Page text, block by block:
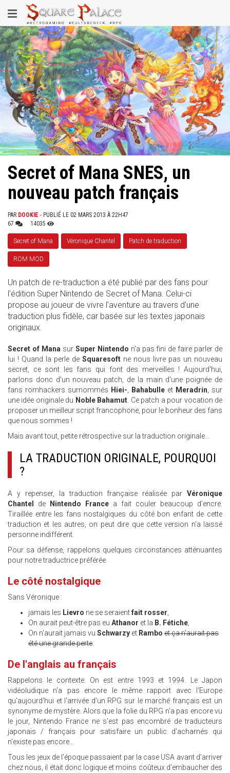
au
contenu
principal
Toggle
navigation
Secret of Mana SNES, un
nouveau patch français
PAR DOOKIE - PUBLIÉ LE 02 MARS 2013 À 22H47
67
14035
Secret of Mana Véronique Chantel Patch de traduction
ROM MOD
Un patch de re-traduction a été publié par des fans pour
l'édition Super Nintendo de Secret of Mana. Celui-ci
propose au joueur de vivre l'aventure au travers d'une
traduction plus fidèle, car basée sur les textes japonais
originaux.
Secret of Mana sur Super Nintendo n'a pas fini de faire parler de
lui ! Quand la perle de Squaresoft ne nous livre pas un nouveau
secret, ce sont les fans qui font des merveilles ! Aujourd'hui,
parlons donc d'un nouveau patch, de la main d'une poignée de
fans romhackers surnommés Hiei- Bahabulle et Meradrin , sur
une idée originale du Noble Bahamut . Ce patch a pour vocation de
proposer un meilleur script francophone, pour le bonheur des fans
que nous sommes !
Mais avant tout, petite rétrospective sur la traduction originale...
LA TRADUCTION ORIGINALE, POURQUOI
?
A y repenser, la traduction française réalisée par Véronique
Chantel de Nintendo France a fait couler beaucoup d'encre.
Tiraillée entre les fans nostalgiques du côté bon enfant de cette
traduction et les autres, on peut dire que cette version n'a laissé
personne indifférent.
Pour sa défense, rappelons quelques circonstances atténuantes
pour notre traductrice préférée.
Le côté nostalgique
Sans Véronique :
jamais les Lievro ne se seraientfait rosser
On aurait peut-être pas eu Athanor et la B. Fétiche
On n'aurait jamais vu Schwarzy et Rambo et ça n'aurait pas
été une grande perte
De l'anglais au français
Rappelons le contexte. On est entre 1993 et 1994. Le Japon
vidéoludique n'a pas encore le même rapport avec l'Europe
qu'aujourd'hui et l'arrivée d'un RPG sur le marché français est un
synonyme de mystère. Alors que la folie du RPG n'a pas encore vu
le jour, Nintendo France ne s'est pas encombré de traducteurs
japonais / français pour satisfaire un public d'acharnés qui
n'existe pas encore...
Tous les jeux de l'époque passaient par la case USA avant d'arriver
chez nous, il était donc logique et moins coûteux d'embaucher des